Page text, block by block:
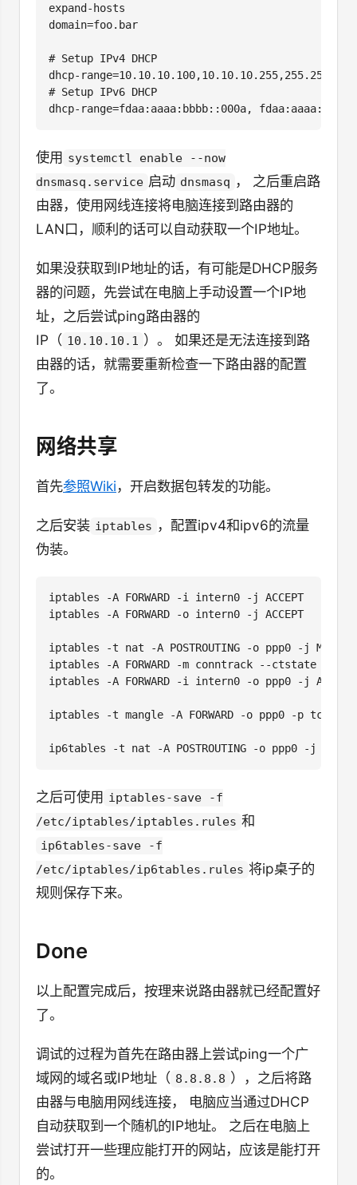
expand-hosts
domain=foo.bar
# Setup IPv4 DHCP
dhcp-
# Setup IPv6 DHCP
使用 systemctl enable --now
dnsmasq.service 启动 dnsmasq ， 之后重启路
由器，使用网线连接将电脑连接到路由器的
LAN口，顺利的话可以自动获取一个IP地址。
如果没获取到IP地址的话，有可能是DHCP服务
器的问题，先尝试在电脑上手动设置一个IP地
址，之后尝试ping路由器的
IP（ 10.10.10.1 ）。 如果还是无法连接到路
由器的话，就需要重新检查一下路由器的配置
了。
网络共享
首先参照Wiki，开启数据包转发的功能。
之后安装 iptables ，配置ipv4和ipv6的流量
伪装。
iptables -A FORWARD -i intern0 -j ACCEPT
iptables -A FORWARD -o intern0 -j ACCEPT
iptables -t nat -A POSTROUTING -o ppp0 -j
iptables -A FORWARD -m conntrack --ctstate
iptables -A FORWARD -i intern0 -o ppp0 -j ACCEPT
iptables -t mangle -A FORWARD -o ppp0 -p tcp -m
之后可使用 iptables-save -f
/etc/iptables/iptables.rules 和
ip6tables-save -f
/etc/iptables/ip6tables.rules 将ip桌子的
规则保存下来。
Done
以上配置完成后，按理来说路由器就已经配置好
了。
调试的过程为首先在路由器上尝试ping一个广
域网的域名或IP地址（ 8.8.8.8 ），之后将路
由器与电脑用网线连接， 电脑应当通过DHCP
自动获取到一个随机的IP地址。 之后在电脑上
尝试打开一些理应能打开的网站，应该是能打开
的。